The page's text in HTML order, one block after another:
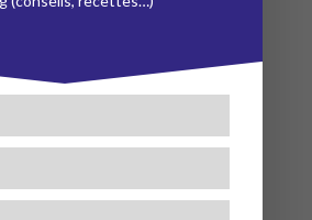
l’autre au centre.
ta poitrine.
(CADAVRE)